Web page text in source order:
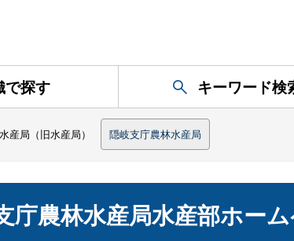
で探す キーワード検
産局（旧水産局） 隠岐支庁農林水産局
庁農林水産局水産部ホーム